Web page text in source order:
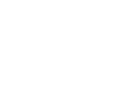
0 на основе 0 оценок